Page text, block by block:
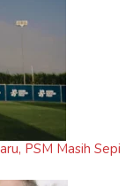
PSM Masih Sepi